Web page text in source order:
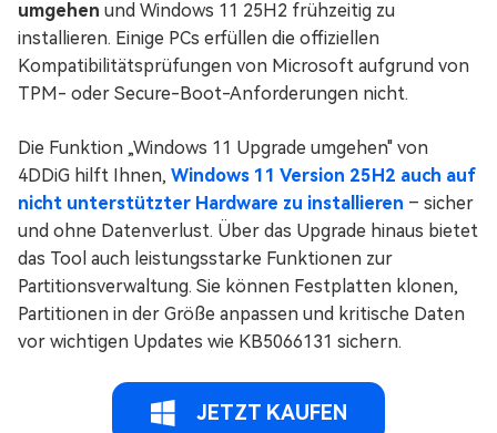
umgehen und Windows 11 25H2 frühzeitig zu
installieren. Einige PCs erfüllen die offiziellen
Kompatibilitätsprüfungen von Microsoft aufgrund von
TPM- oder Secure-Boot-Anforderungen nicht.
Die Funktion „Windows 11 Upgrade umgehen" von
4DDiG hilft Ihnen, Windows 11 Version 25H2 auch auf
nicht unterstützter Hardware zu installieren – sicher
und ohne Datenverlust. Über das Upgrade hinaus bietet
das Tool auch leistungsstarke Funktionen zur
Partitionsverwaltung. Sie können Festplatten klonen,
Partitionen in der Größe anpassen und kritische Daten
vor wichtigen Updates wie KB5066131 sichern.
JETZT KAUFEN